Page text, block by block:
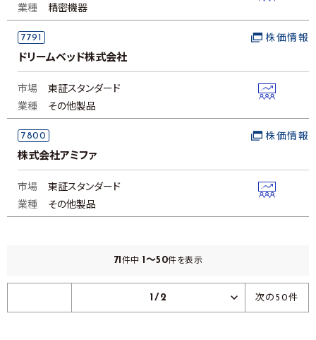
業種
精密機器
7791
ドリームベッド株式会社
株価情報
市場
東証スタンダード
業種
その他製品
7800
株式会社アミファ
株価情報
市場
東証スタンダード
業種
その他製品
71 件中 1～50件を表示
1/2 次の50件